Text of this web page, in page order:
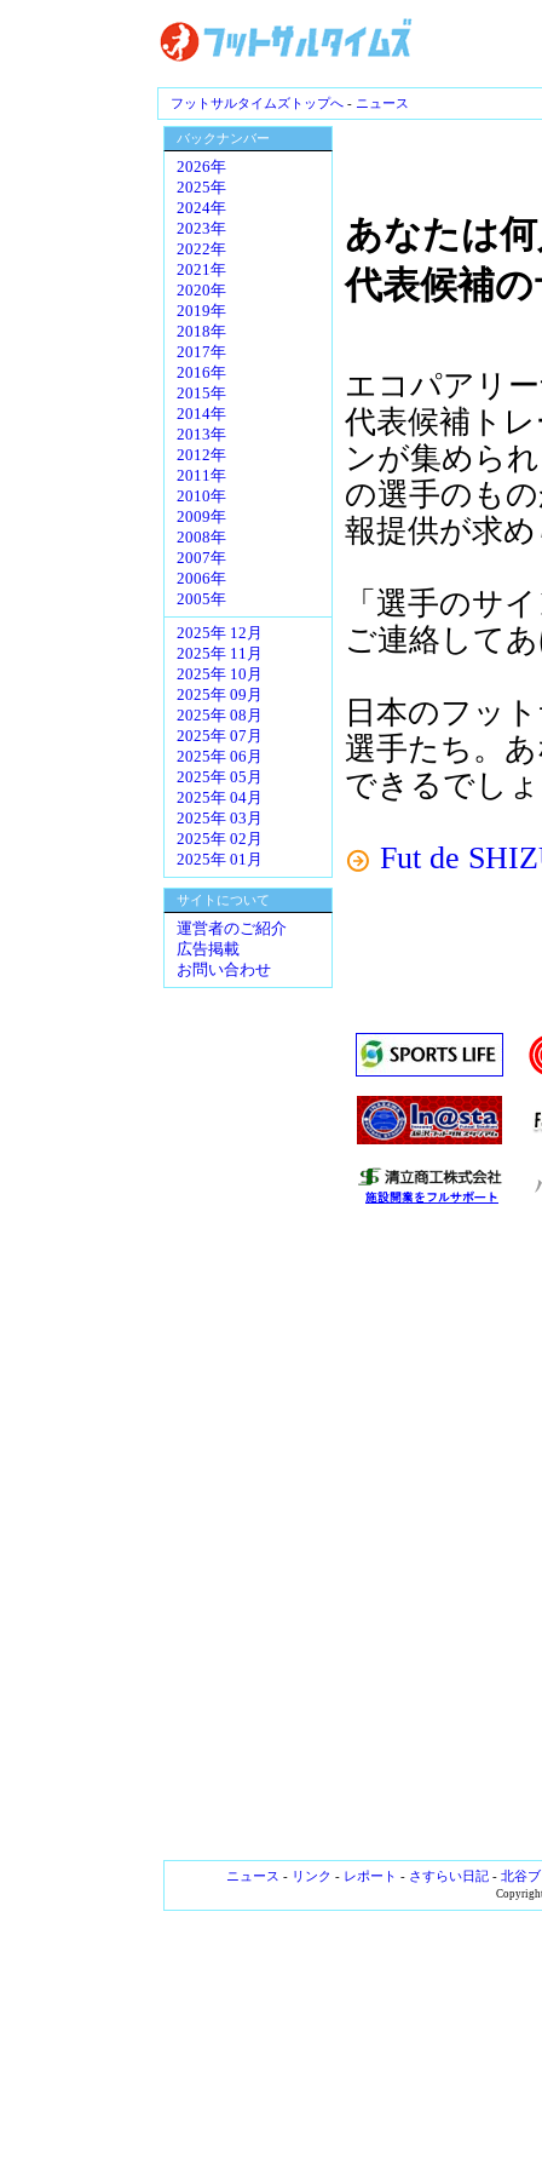
フットサルタイムズトップへ - ニュース
バックナンバー
2026年
2025年
2024年
2023年
2022年
2021年
2020年
2019年
2018年
2017年
2016年
2015年
2014年
2013年
2012年
2011年
2010年
2009年
2008年
2007年
2006年
2005年
2025年 12月
2025年 11月
2025年 10月
2025年 09月
2025年 08月
2025年 07月
2025年 06月
2025年 05月
2025年 04月
2025年 03月
2025年 02月
2025年 01月
サイトについて
運営者のご紹介
広告掲載
お問い合わせ
あなたは
代表候補
エコパアリ
代表候補ト
ンが集めら
の選手のも
報提供が求
「選手のサ
ご連絡して
日本のフッ
選手たち。
できるでし
Fut de
ニュース - リンク - レポート - さすらい日記- 北谷